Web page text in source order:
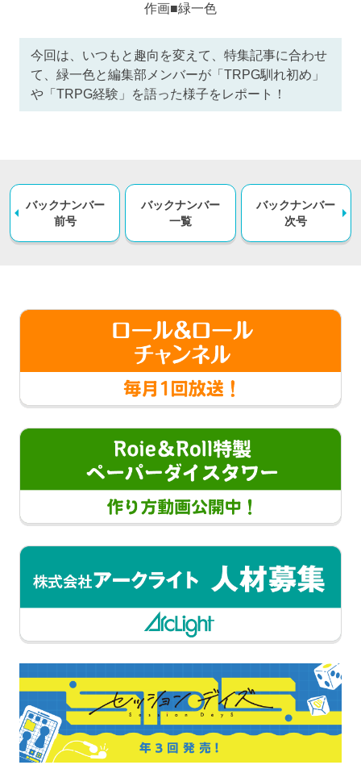
作画■緑一色
今回は、いつもと趣向を変えて、特集記事に合わせ
て、緑一色と編集部メンバーが「TRPG馴れ初め」
や「TRPG経験」を語った様子をレポート！
バックナンバー
前号
バックナンバー
一覧
バックナンバー
次号